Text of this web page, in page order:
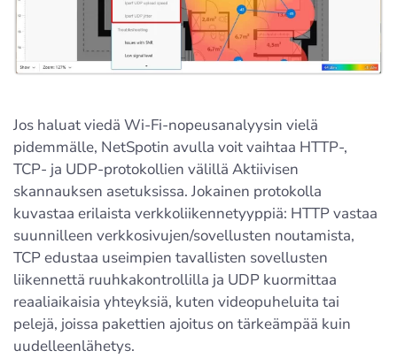
Jos haluat viedä Wi-Fi-nopeusanalyysin vielä
pidemmälle, NetSpotin avulla voit vaihtaa HTTP-,
TCP- ja UDP-protokollien välillä Aktiivisen
skannauksen asetuksissa. Jokainen protokolla
kuvastaa erilaista verkkoliikennetyyppiä: HTTP vastaa
suunnilleen verkkosivujen/sovellusten noutamista,
TCP edustaa useimpien tavallisten sovellusten
liikennettä ruuhkakontrollilla ja UDP kuormittaa
reaaliaikaisia yhteyksiä, kuten videopuheluita tai
pelejä, joissa pakettien ajoitus on tärkeämpää kuin
uudelleenlähetys.